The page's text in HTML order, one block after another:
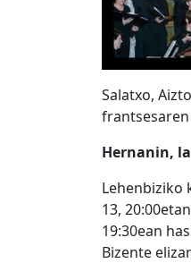
Salatxo,
Hernanin,
Lehenbiziko
13,
19:30ean
Bizente